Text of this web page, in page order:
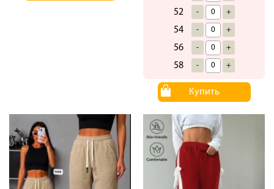
52 - +
54 - +
56 - +
58 - +
Купить